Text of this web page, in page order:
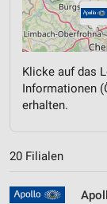
Klicke auf das
Informationen
erhalten.
20 Filialen